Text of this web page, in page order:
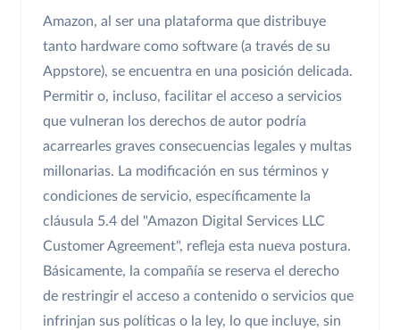
Amazon, al ser una plataforma que distribuye
tanto hardware como software (a través de su
Appstore), se encuentra en una posición delicada.
Permitir o, incluso, facilitar el acceso a servicios
que vulneran los derechos de autor podría
acarrearles graves consecuencias legales y multas
millonarias. La modificación en sus términos y
condiciones de servicio, específicamente la
cláusula 5.4 del "Amazon Digital Services LLC
Customer Agreement", refleja esta nueva postura.
Básicamente, la compañía se reserva el derecho
de restringir el acceso a contenido o servicios que
infrinjan sus políticas o la ley, lo que incluye, sin